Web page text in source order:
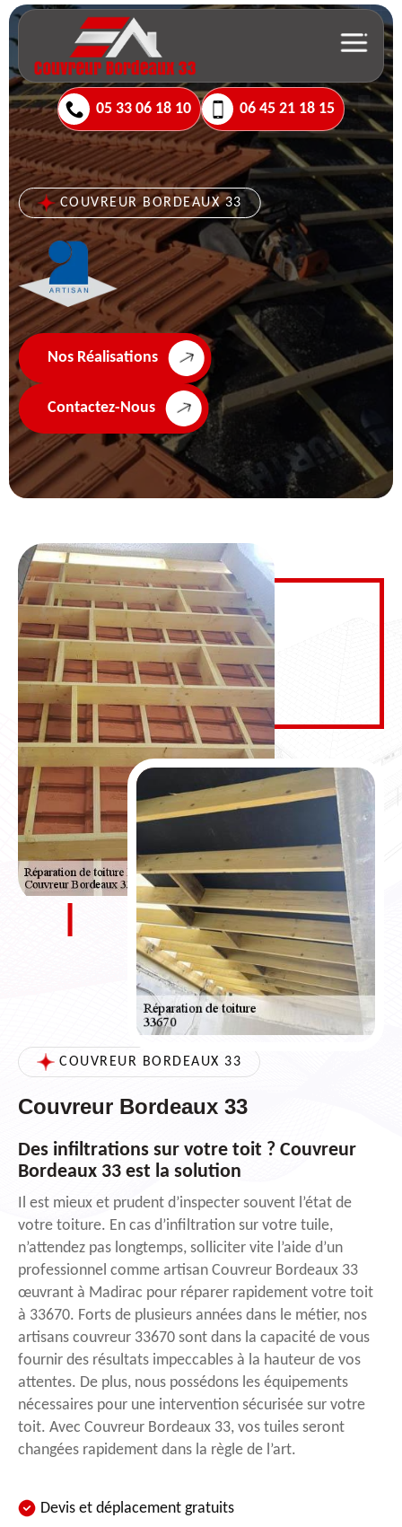
05 33 06 18 10 06 45 21 18 15
COUVREUR BORDEAUX 33
Nos Réalisations
Contactez-Nous
COUVREUR BORDEAUX 33
Couvreur Bordeaux 33
Des infiltrations sur votre toit ? Couvreur
Bordeaux 33 est la solution
Il est mieux et prudent d’inspecter souvent l’état de
votre toiture. En cas d’infiltration sur votre tuile,
n’attendez pas longtemps, solliciter vite l’aide d’un
professionnel comme artisan Couvreur Bordeaux 33
œuvrant à Madirac pour réparer rapidement votre toit
à 33670. Forts de plusieurs années dans le métier, nos
artisans couvreur 33670 sont dans la capacité de vous
fournir des résultats impeccables à la hauteur de vos
attentes. De plus, nous possédons les équipements
nécessaires pour une intervention sécurisée sur votre
toit. Avec Couvreur Bordeaux 33, vos tuiles seront
changées rapidement dans la règle de l’art.
Devis et déplacement gratuits